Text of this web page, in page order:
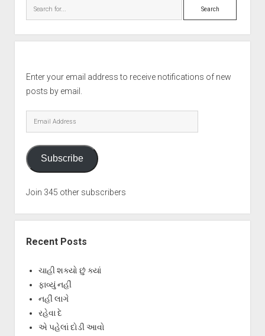
Search
Enter your email address to receive notifications of new
posts by email.
Email
Address
Subscribe
Join 345 other subscribers
Recent Posts
ચાહી શક્યો છું ક્યાં
ફાવ્યું નહીં
નહીં લાગે
રહેવા દે
એ પહેલાં દોડી આવો